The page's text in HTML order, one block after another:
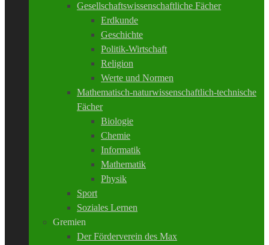
Gesellschaftswissenschaftliche Fächer
Erdkunde
Geschichte
Politik-Wirtschaft
Religion
Werte und Normen
Mathematisch-naturwissenschaftlich-technische
Fächer
Biologie
Chemie
Informatik
Mathematik
Physik
Sport
Soziales Lernen
Gremien
Der Förderverein des Max